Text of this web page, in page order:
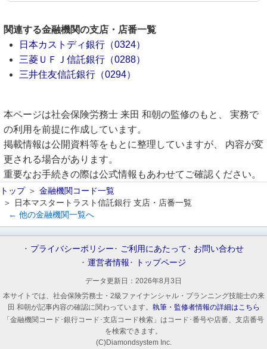
関連する金融機関の支店・店番一覧
日本カストディ銀行（0324）
三菱ＵＦＪ信託銀行（0288）
三井住友信託銀行（0294）
本ページは社会保険労務士 来田 和朝の監修のもと、 実務で
の利用を前提に作成しています。
掲載情報は公開資料等をもとに整理していますが、 内容が変
更される場合があります。
重要なお手続きの際は公式情報もあわせてご確認ください。
トップ
金融機関コード一覧
日本マスタートラスト信託銀行 支店・店番一覧
← 他の金融機関一覧へ
プライバシーポリシー ご利用にあたって
お問い合わせ
運営者情報
トップページ
データ更新日： 2026年8月3日
本サイトでは、社会保険労務士・2級ファイナンシャル・プランニング技能士の来
田 和朝が記事内容の確認に関わっています。 執筆・監修者情報の詳細はこちら
「金融機関コード･銀行コード･支店コード検索」はコード･番号や店番、支店番号
を検索できます。
(C)Diamondsystem Inc.